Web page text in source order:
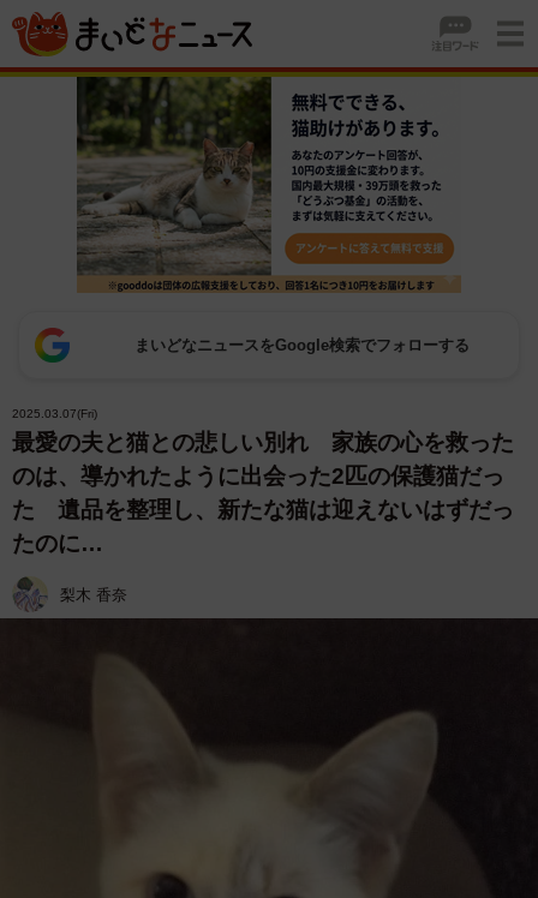
まいどなニュースをGoogle検索でフォローする
2025.03.07(Fri)
最愛の夫と猫との悲しい別れ 家族の心を救った
のは、導かれたように出会った2匹の保護猫だっ
た 遺品を整理し、新たな猫は迎えないはずだっ
たのに…
梨木 香奈